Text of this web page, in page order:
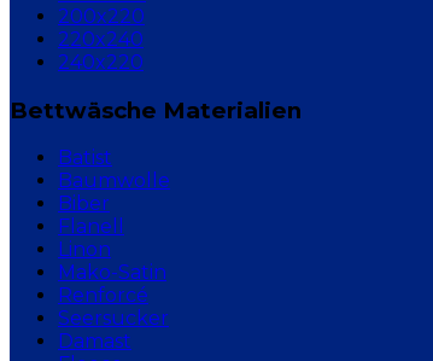
200x220
220x240
240x220
Bettwäsche Materialien
Batist
Baumwolle
Biber
Flanell
Linon
Mako-Satin
Renforcé
Seersucker
Damast